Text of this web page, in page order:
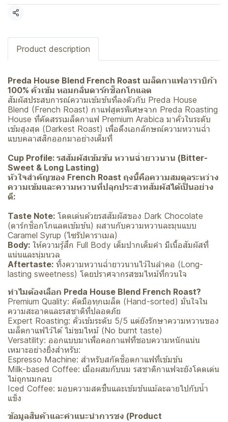
แชร์
Product description
Preda House Blend French Roast เมล็ดกาแฟอาราบิก้า
100% คั่วเข้ม หอมกลิ่นดาร์กช็อกโกแลต
สัมผัสประสบการณ์ความเข้มข้นที่ลงตัวกับ Preda House
Blend (French Roast) กาแฟสูตรพิเศษจาก Preda Roasting
House ที่คัดสรรเมล็ดกาแฟ Premium Arabica มาคั่วในระดับ
เข้มสูงสุด (Darkest Roast) เพื่อดึงเอกลักษณ์ความหวานฉ่ำ
แบบคลาสสิกออกมาอย่างเต็มที่
Cup Profile: รสสัมผัสเข้มข้น หวานฉ่ำยาวนาน (Bitter-
Sweet & Long Lasting)
หัวใจสำคัญของ French Roast ถุงนี้คือความสมดุลระหว่าง
ความเข้มและความหวานที่ปลุกประสาทสัมผัสได้เป็นอย่าง
ดี:
Taste Note: โดดเด่นด้วยรสสัมผัสของ Dark Chocolate
(ดาร์กช็อกโกแลตเข้มข้น) ผสานกับความหวานละมุนแบบ
Caramel Syrup (ไซรัปคาราเมล)
Body: ให้ความรู้สึก Full Body เต็มปากเต็มคำ มีเนื้อสัมผัสที่
แน่นและนุ่มนวล
Aftertaste: ทิ้งความหวานฉ่ำยาวนานไว้ในลำคอ (Long-
lasting sweetness) โดยปราศจากรสขมไหม้ที่กวนใจ
ทำไมต้องเลือก Preda House Blend French Roast?
Premium Quality: คัดมือทุกเมล็ด (Hand-sorted) มั่นใจใน
ความสะอาดและรสชาติที่ปลอดภัย
Expert Roasting: คั่วเข้มระดับ 5/5 แต่ยังรักษาความหวานของ
เมล็ดกาแฟไว้ได้ ไม่ขมไหม้ (No burnt taste)
Versatility: ออกแบบมาเพื่อคอกาแฟที่ชอบความหนักแน่น
เหมาะอย่างยิ่งสำหรับ:
Espresso Machine: สำหรับสกัดช็อตกาแฟที่เข้มข้น
Milk-based Coffee: เมื่อผสมกับนม รสชาติกาแฟจะยังโดดเด่น
ไม่ถูกนมกลบ
Iced Coffee: มอบความสดชื่นและเข้มข้นแม้ละลายไปกับน้ำ
แข็ง
ข้อมูลสินค้าและคำแนะนำการชง (Product